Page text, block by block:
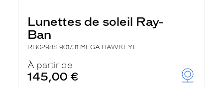
Lunettes de soleil Ray-
Ban
RB0298S 901/31 MEGA HAWKEYE
À partir de
145,00 €